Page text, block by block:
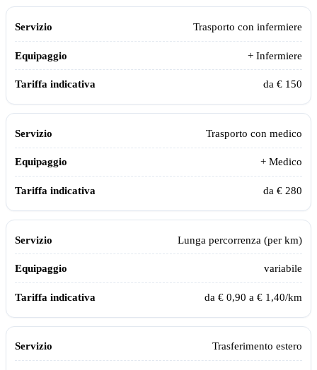
Trasporto con infermiere
+ Infermiere
da € 150
Trasporto con medico
+ Medico
da € 280
Lunga percorrenza (per km)
variabile
da € 0,90 a € 1,40/km
Trasferimento estero